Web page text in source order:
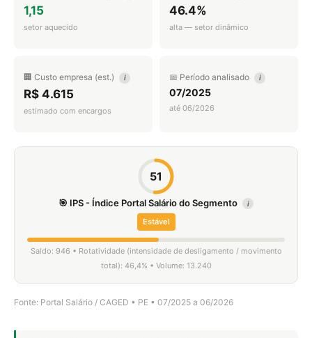
1,15
setor aquecido
46.4%
alta — setor dinâmico
🏢 Custo empresa (est.) i
R$ 4.615
estimado com encargos
📅 Período analisado i
07/2025
até 06/2026
51
🎯 IPS - Índice Portal Salário do Segmento i
Estável
Saldo: 946 • Rotatividade (intensidade de desligamento / movimento
total): 46,4% • Volume: 13.240
Fonte: Portal Salário / CAGED • PE • 07/2025 a 06/2026